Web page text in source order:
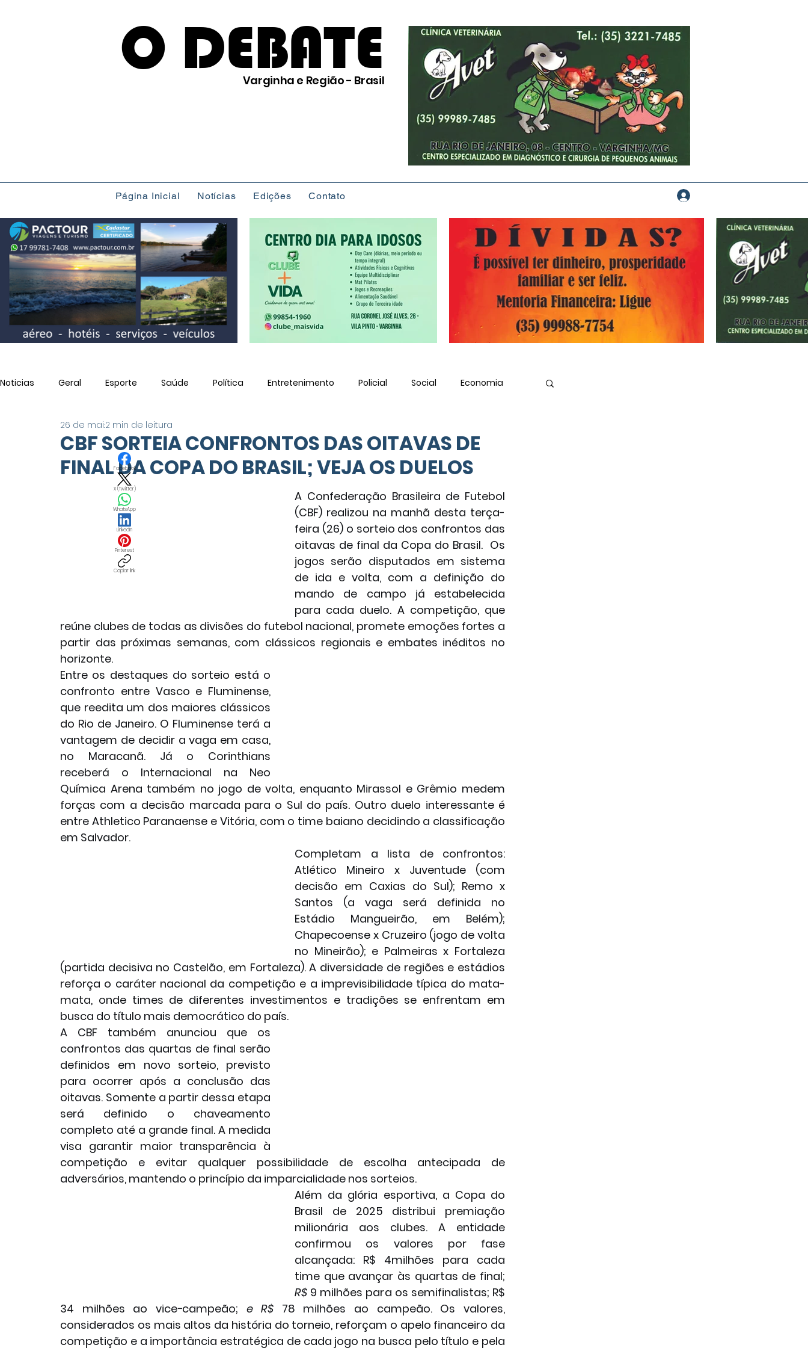
O DEBATE
Varginha e Região - Brasil
Página Inicial Notícias Edições Contato
Noticias Geral Esporte Saúde Política Entretenimento Policial Social Economia
Utilidade PúblicaCBF SORTEIA CONFRONTOS DAS OITAVAS DE
FINAL DA COPA DO BRASIL; VEJA OS DUELOS
26 de mai.2 min de leitura
A Confederação Brasileira de Futebol
(CBF) realizou na manhã desta terça-
feira (26) o sorteio dos confrontos das
oitavas de final da Copa do Brasil.  Os
jogos serão disputados em sistema
de ida e volta, com a definição do
mando de campo já estabelecida
para cada duelo. A competição, que
reúne clubes de todas as divisões do futebol nacional, promete emoções fortes a
partir das próximas semanas, com clássicos regionais e embates inéditos no
horizonte.
Entre os destaques do sorteio está o
confronto entre Vasco e Fluminense,
que reedita um dos maiores clássicos
do Rio de Janeiro. O Fluminense terá a
vantagem de decidir a vaga em casa,
no Maracanã. Já o Corinthians
receberá o Internacional na Neo
Química Arena também no jogo de volta, enquanto Mirassol e Grêmio medem
forças com a decisão marcada para o Sul do país. Outro duelo interessante é
entre Athletico Paranaense e Vitória, com o time baiano decidindo a classificação
em Salvador.
Completam a lista de confrontos:
Atlético Mineiro x Juventude (com
decisão em Caxias do Sul); Remo x
Santos (a vaga será definida no
Estádio Mangueirão, em Belém);
Chapecoense x Cruzeiro (jogo de volta
no Mineirão); e Palmeiras x Fortaleza
(partida decisiva no Castelão, em Fortaleza). A diversidade de regiões e estádios
reforça o caráter nacional da competição e a imprevisibilidade típica do mata-
mata, onde times de diferentes investimentos e tradições se enfrentam em
busca do título mais democrático do país.
A CBF também anunciou que os
confrontos das quartas de final serão
definidos em novo sorteio, previsto
para ocorrer após a conclusão das
oitavas. Somente a partir dessa etapa
será definido o chaveamento
completo até a grande final. A medida
visa garantir maior transparência à
competição e evitar qualquer possibilidade de escolha antecipada de
adversários, mantendo o princípio da imparcialidade nos sorteios.
Além da glória esportiva, a Copa do
Brasil de 2025 distribui premiação
milionária aos clubes. A entidade
confirmou os valores por fase
alcançada: R$ 4milhões para cada
R$ 9 milhões para os semifinalistas; R$
34 milhões ao vice−campeão; e R$ 78 milhões ao campeão. Os valores,
considerados os mais altos da história do torneio, reforçam o apelo financeiro da
competição e a importância estratégica de cada jogo na busca pelo título e pela
Facebook
X (Twitter)
WhatsApp
LinkedIn
Pinterest
Copiar link